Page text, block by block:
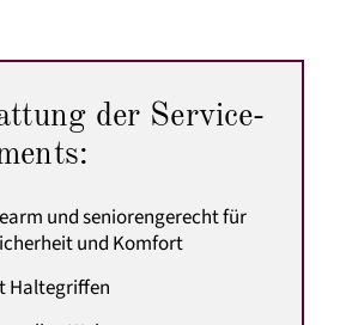
der Service-
und seniorengerecht für
und Komfort
Haltegriffen